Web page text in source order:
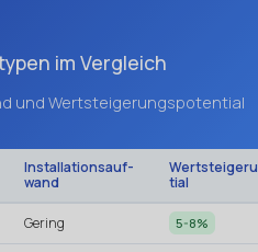
im Ver­gleich
und Wert­steige­rungs­poten­tial
Instal­lations­auf­
wand
tial
Gering 5-8%